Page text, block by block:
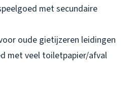
met secundaire
oude gietijzeren leidingen
met veel toiletpapier/afval